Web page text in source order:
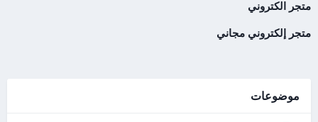
متجر الكتروني
متجر إلكتروني مجاني
موضوعات